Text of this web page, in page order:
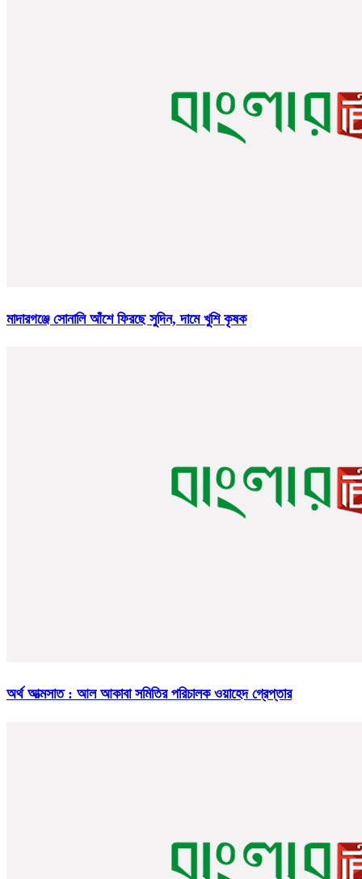
মাদারগঞ্জে সোনালি আঁশে ফিরছে সুদিন, দামে খুশি কৃষক
অর্থ আত্মসাত : আল আকাবা সমিতির পরিচালক ওয়াহেদ গ্রেপ্তার